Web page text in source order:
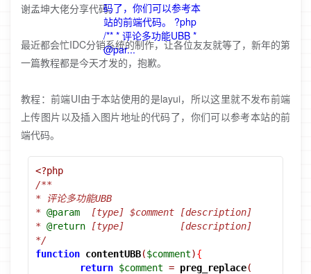
谢孟坤大佬分享代码。
最近都会忙IDC分销系统的制作，让各位友友就等了，新年的第
一篇教程都是今天才发的，抱歉。
教程：前端UI由于本站使用的是layui，所以这里就不发布前端
上传图片以及插入图片地址的代码了，你们可以参考本站的前
端代码。
<?php
/**
* 评论多功能UBB
* @param
  [type] $comment [description]
* @return [type]          [description]
*/
function contentUBB($comment){
return $comment = preg_replace(